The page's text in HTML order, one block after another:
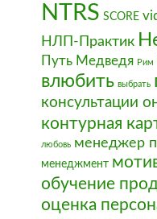
NTRS SCORE
НЛП-Практик
Путь Медведя Рим
влюбить выбрать
консультации
контурная
любовь менеджер
менеджмент
обучение
оценка